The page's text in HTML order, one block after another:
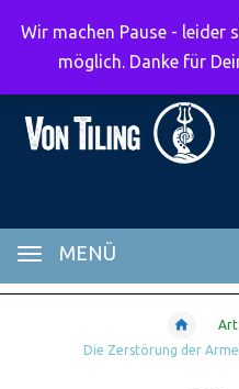
MENÜ
Art
Die Zerstörung der
Wir machen Pause - leider
möglich. Danke für